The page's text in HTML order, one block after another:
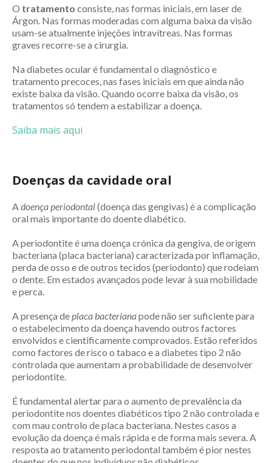
O tratamento consiste, nas formas iniciais, em laser de
Árgon. Nas formas moderadas com alguma baixa da visão
usam-se atualmente injeções intravítreas. Nas formas
graves recorre-se a cirurgia.
Na diabetes ocular é fundamental o diagnóstico e
tratamento precoces, nas fases iniciais em que ainda não
existe baixa da visão. Quando ocorre baixa da visão, os
tratamentos só tendem a estabilizar a doença.
Saiba mais aqui
Doenças da cavidade oral
Adoença periodontal(doença das gengivas) é a complicação
oral mais importante do doente diabético.
A periodontite é uma doença crónica da gengiva, de origem
bacteriana (placa bacteriana) caracterizada por inflamação,
perda de osso e de outros tecidos (periodonto) que rodeiam
o dente. Em estados avançados pode levar à sua mobilidade
e perca.
A presença deplaca bacterianapode não ser suficiente para
o estabelecimento da doença havendo outros factores
envolvidos e cientificamente comprovados. Estão referidos
como factores de risco o tabaco e a diabetes tipo 2 não
controlada que aumentam a probabilidade de desenvolver
periodontite.
É fundamental alertar para o aumento de prevalência da
periodontite nos doentes diabéticos tipo 2 não controlada e
com mau controlo de placa bacteriana. Nestes casos a
evolução da doença é mais rápida e de forma mais severa. A
resposta ao tratamento periodontal também é pior nestes